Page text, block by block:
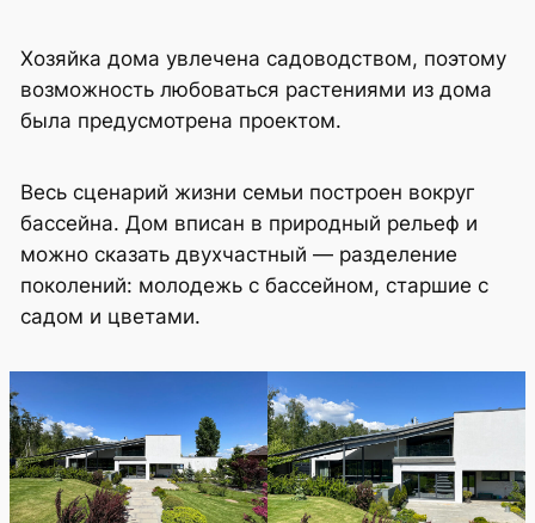
Хозяйка дома увлечена садоводством, поэтому
возможность любоваться растениями из дома
была предусмотрена проектом.
Весь сценарий жизни семьи построен вокруг
бассейна. Дом вписан в природный рельеф и
можно сказать двухчастный — разделение
поколений: молодежь с бассейном, старшие с
садом и цветами.